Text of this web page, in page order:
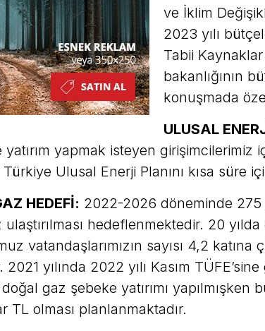
ve İklim
2023 yılı
Tabii
bakanlığının
konuşmada
ULUSAL
yatırım yapmak isteyen girişimcilerimiz
Ulusal Enerji Planını kısa süre
HEDEFİ: 2022-2026 döneminde
hedeflenmektedir. 20
vatandaşlarımızın sayısı 4,2 katına
2021 yılında 2022 yılı Kasım
gaz şebeke yatırımı yapılmışken
TL olması planlanmaktadır.